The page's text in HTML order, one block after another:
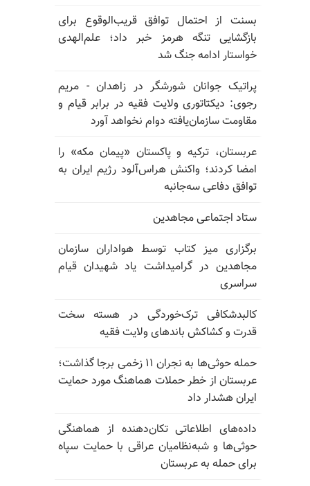
بسنت از احتمال توافق قریب‌الوقوع برای
بازگشایی تنگه هرمز خبر داد؛ علم‌الهدی
خواستار ادامه جنگ شد
پراتیک جوانان شورشگر در زاهدان - مریم
رجوی: دیکتاتوری ولایت فقیه در برابر قیام و
مقاومت سازمان‌یافته دوام نخواهد آورد
عربستان، ترکیه و پاکستان «پیمان مکه» را
امضا کردند؛ واکنش هراس‌آلود رژیم ایران به
توافق دفاعی سه‌جانبه
ستاد اجتماعی مجاهدین
برگزاری میز کتاب توسط هواداران سازمان
مجاهدین در گرامیداشت یاد شهیدان قیام
سراسری
کالبدشکافی ترک‌خوردگی در هسته سخت
قدرت و کشاکش باندهای ولایت فقیه
حمله حوثی‌ها به نجران ۱۱ زخمی برجا گذاشت؛
عربستان از خطر حملات هماهنگ مورد حمایت
ایران هشدار داد
داده‌های اطلاعاتی تکان‌دهنده از هماهنگی
حوثی‌ها و شبه‌نظامیان عراقی با حمایت سپاه
برای حمله به عربستان